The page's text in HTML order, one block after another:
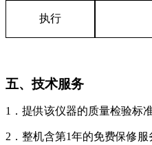
执行
五、技术服务
1 ． 提供该仪器的质量检验标
2 ． 整机含第1年的免费保修